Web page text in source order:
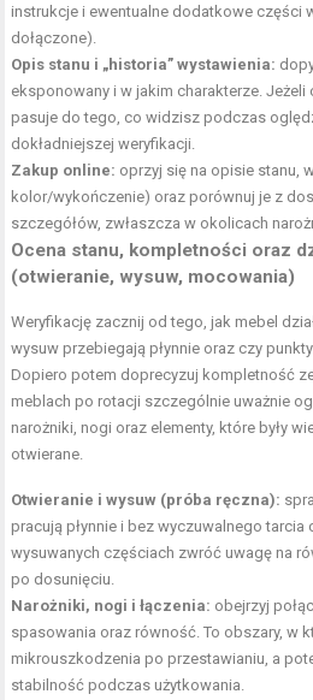
instrukcje i ewentualne dodatkowe części
dołączone).
Opis stanu i „historia” wystawienia:
eksponowany i w jakim charakterze. Jeżeli
pasuje do tego, co widzisz podczas
dokładniejszej weryfikacji.
Zakup online: oprzyj się na opisie stanu,
kolor/wykończenie) oraz porównuj je z
szczegółów, zwłaszcza w okolicach
Ocena stanu, kompletności oraz
(otwieranie, wysuw, mocowania)
Weryfikację zacznij od tego, jak mebel
wysuw przebiegają płynnie oraz czy
Dopiero potem doprecyzuj kompletność
meblach po rotacji szczególnie uważnie
narożniki, nogi oraz elementy, które były
otwierane.
Otwieranie i wysuw (próba ręczna):
pracują płynnie i bez wyczuwalnego tarcia
wysuwanych częściach zwróć uwagę na
po dosunięciu.
Narożniki, nogi i łączenia: obejrzyj
spasowania oraz równość. To obszary, w
mikrouszkodzenia po przestawianiu, a
stabilność podczas użytkowania.